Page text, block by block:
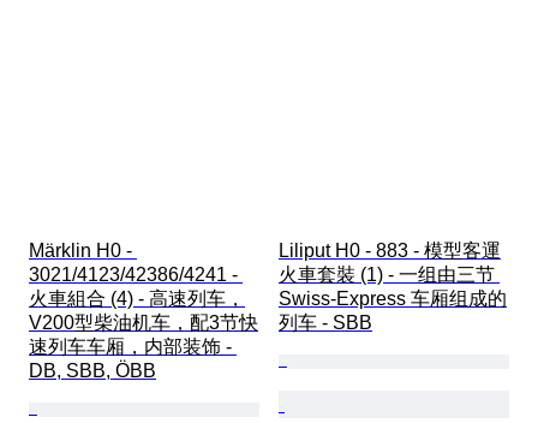
Märklin H0 -
3021/4123/42386/4241 -
火車組合 (4) - 高速列车，
V200型柴油机车，配3节快
速列车车厢，内部装饰 -
DB, SBB, ÖBB
Liliput H0 - 883 - 模型客運
火車套裝 (1) - 一组由三节
Swiss-Express 车厢组成的
列车 - SBB